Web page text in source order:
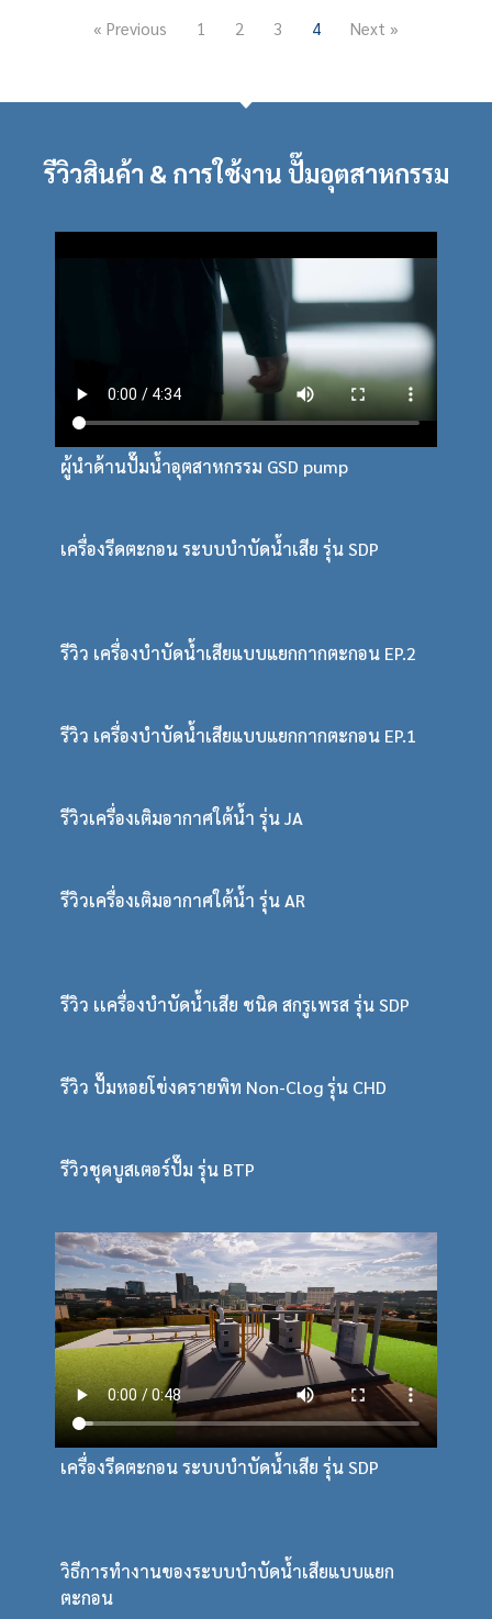
« Previous 1 2 3 4 Next »
รีวิวสินค้า & การใช้งาน ปั๊มอุตสาหกรรม
ผู้นำด้านปั๊มน้ำอุตสาหกรรม GSD pump
เครื่องรีดตะกอน ระบบบำบัดน้ำเสีย รุ่น SDP
รีวิว เครื่องบำบัดน้ำเสียแบบแยกกากตะกอน EP.2
รีวิว เครื่องบำบัดน้ำเสียแบบแยกกากตะกอน EP.1
รีวิวเครื่องเติมอากาศใต้น้ำ รุ่น JA
รีวิวเครื่องเติมอากาศใต้น้ำ รุ่น AR
รีวิว เเครื่องบำบัดน้ำเสีย ชนิด สกรูเพรส รุ่น SDP
รีวิว ปั๊มหอยโข่งดรายพิท Non-Clog รุ่น CHD
รีวิวชุดบูสเตอร์ปั๊ม รุ่น BTP
เครื่องรีดตะกอน ระบบบำบัดน้ำเสีย รุ่น SDP
วิธีการทำงานของระบบบำบัดน้ำเสียแบบแยก
ตะกอน